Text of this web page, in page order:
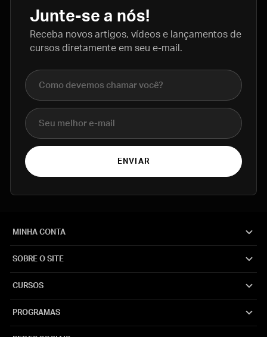
Junte-se a nós!
Receba novos artigos, vídeos e lançamentos de
cursos diretamente em seu e-mail.
Nome completo
E-mail
ENVIAR
MINHA CONTA
SOBRE O SITE
CURSOS
PROGRAMAS